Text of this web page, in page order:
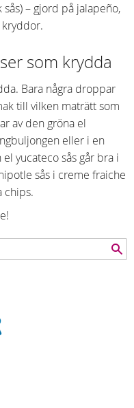
– gjord på jalapeño,
som krydda
Bara några droppar
till vilken maträtt som
av den gröna el
eller i en
yucateco sås går bra i
sås i creme fraiche
chips.